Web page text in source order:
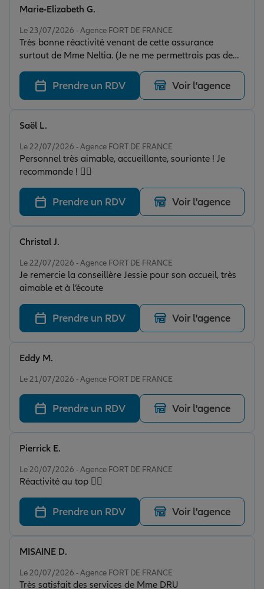
Le 23/07/2026 - Agence FORT DE FRANCE
Très bonne réactivité venant de cette assurance
surtout de Mme Neltia. (Je ne me permettrais pas de
mettre son nom de famille).
Marie-Elizabeth G.
Prendre un RDV Voir l'agence
Le 22/07/2026 - Agence FORT DE FRANCE
Personnel très aimable, accueillante, souriante ! Je
recommande ! 👍🏽
Saël L.
Prendre un RDV Voir l'agence
Le 22/07/2026 - Agence FORT DE FRANCE
Je remercie la conseillère Jessie pour son accueil, très
aimable et à l’écoute
Christal J.
Prendre un RDV Voir l'agence
Le 21/07/2026 - Agence FORT DE FRANCE
Eddy M.
Prendre un RDV Voir l'agence
Le 20/07/2026 - Agence FORT DE FRANCE
Réactivité au top 👍🏼
Pierrick E.
Prendre un RDV Voir l'agence
Le 20/07/2026 - Agence FORT DE FRANCE
Très satisfait des services de Mme DRU
MISAINE D.